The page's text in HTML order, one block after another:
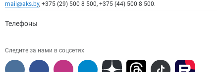
mail@aks.by, +375 (29) 500 8 500, +375 (44) 500 8 500.
Телефоны
Следите за нами в соцсетях